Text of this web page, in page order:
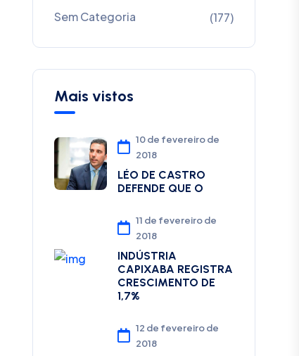
Sem Categoria (177)
Mais vistos
10 de fevereiro de
2018
LÉO DE CASTRO
DEFENDE QUE O
11 de fevereiro de
2018
INDÚSTRIA
CAPIXABA REGISTRA
CRESCIMENTO DE
1,7%
12 de fevereiro de
2018